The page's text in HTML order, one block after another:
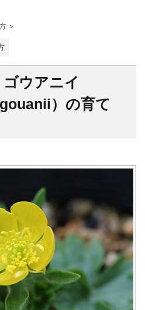
>
ウアニイ
）の育て